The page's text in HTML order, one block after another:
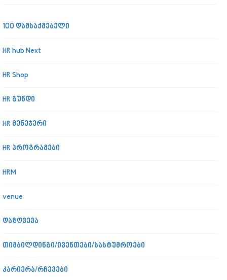
100 დამსაქმებელი
HR hub Next
HR Shop
HR გუნდი
HR მენეჯერი
HR პროგრამები
HRM
venue
დაზღვევა
თიმბილდინგი/ივენთები/სასტუმროები
კარიერა/რჩევები